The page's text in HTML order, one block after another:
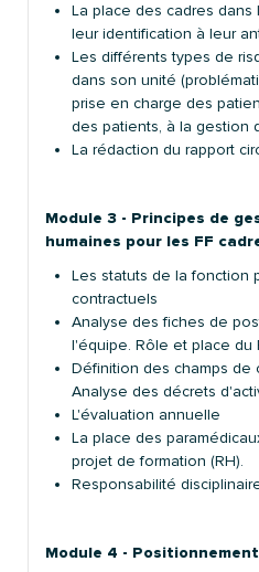
La place des cadres
leur identification à leur
Les différents types de
dans son unité
prise en charge des
des patients, à la gestion
La rédaction du rapport
Module 3 - Principes de
humaines pour les FF
Les statuts de la fonction
contractuels
Analyse des fiches de
l'équipe. Rôle et place du
Définition des champs de
Analyse des décrets
L'évaluation annuelle
La place des
projet de formation (RH).
Responsabilité
Module 4 -